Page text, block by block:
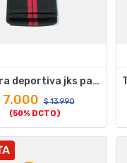
Rodillera deportiva jks par jks
7.000 $13.990
(50% DCTO)